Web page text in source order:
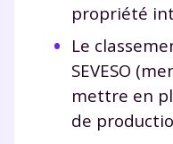
propriété
Le
SEVESO
mettre en
de